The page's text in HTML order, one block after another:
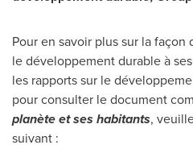
Pour en savoir plus sur la
le développement durable à
les rapports sur le
pour consulter le document
planète et ses habitants,
suivant :